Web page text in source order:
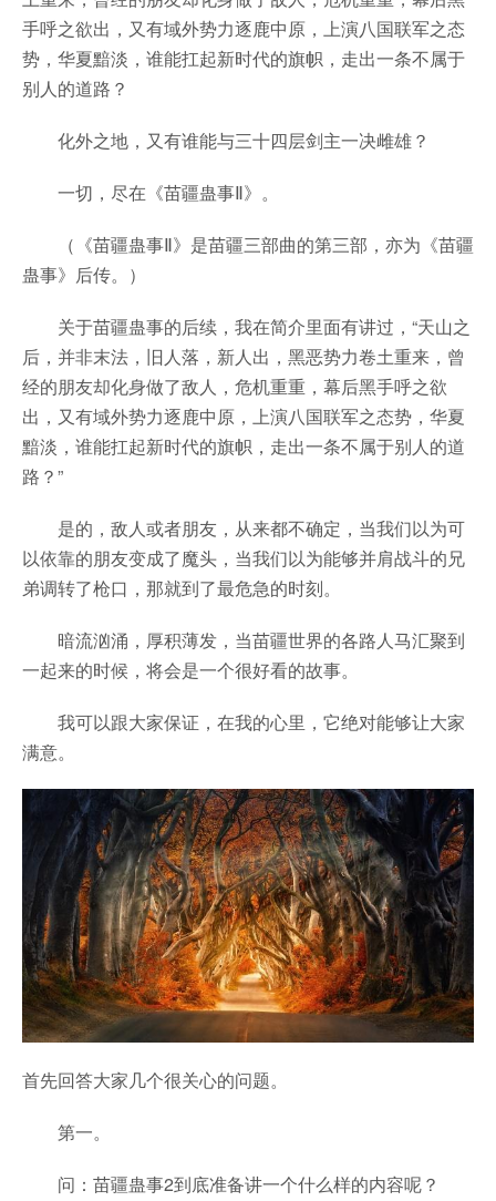
手呼之欲出，又有域外势力逐鹿中原，上演八国联军之态
势，华夏黯淡，谁能扛起新时代的旗帜，走出一条不属于
别人的道路？
化外之地，又有谁能与三十四层剑主一决雌雄？
一切，尽在《苗疆蛊事Ⅱ》。
（《苗疆蛊事Ⅱ》是苗疆三部曲的第三部，亦为《苗疆
蛊事》后传。）
关于苗疆蛊事的后续，我在简介里面有讲过，“天山之
后，并非末法，旧人落，新人出，黑恶势力卷土重来，曾
经的朋友却化身做了敌人，危机重重，幕后黑手呼之欲
出，又有域外势力逐鹿中原，上演八国联军之态势，华夏
黯淡，谁能扛起新时代的旗帜，走出一条不属于别人的道
路？”
是的，敌人或者朋友，从来都不确定，当我们以为可
以依靠的朋友变成了魔头，当我们以为能够并肩战斗的兄
弟调转了枪口，那就到了最危急的时刻。
暗流汹涌，厚积薄发，当苗疆世界的各路人马汇聚到
一起来的时候，将会是一个很好看的故事。
我可以跟大家保证，在我的心里，它绝对能够让大家
满意。
首先回答大家几个很关心的问题。
第一。
问：苗疆蛊事2到底准备讲一个什么样的内容呢？